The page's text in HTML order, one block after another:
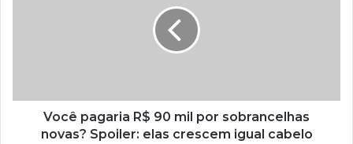
Você pagaria R$ 90 mil por sobrancelhas
novas? Spoiler: elas crescem igual cabelo